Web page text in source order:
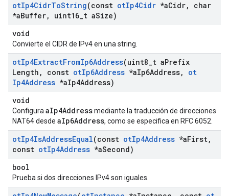
otIp4CidrToString(const otIp4Cidr *aCidr,
char
*aBuffer, uint16 t aSize)
void
Convierte el CIDR de IPv4 en una string.
otIp4ExtractFromIp6Address(uint8 t aPrefix
Length , const otIp6Address *aIp6Address,
ot
Ip4Address *aIp4Address)
void
Configura aIp4Addressmediante la traducción de direcciones
NAT64 desde aIp6Address, como se especifica en RFC 6052.
otIp4IsAddressEqual(const otIp4Address *aFirst,
const otIp4Address *aSecond)
bool
Prueba si dos direcciones IPv4 son iguales.